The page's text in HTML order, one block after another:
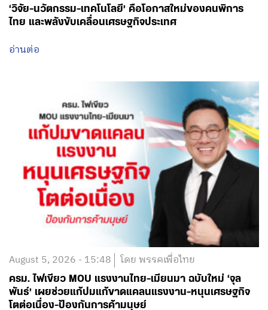
‘วิจัย-นวัตกรรม-เทคโนโลยี’ คือโอกาสใหม่ของคนพิการ
ไทย และพลังขับเคลื่อนเศรษฐกิจประเทศ
อ่านต่อ
August 5, 2026 - 15:48 โดย พรรคเพื่อไทย
ครม. ไฟเขียว MOU แรงงานไทย-เมียนมา ฉบับใหม่ ‘จุล
พันธ์’ เผยช่วยแก้ปมแก้ขาดแคลนแรงงาน-หนุนเศรษฐกิจ
โตต่อเนื่อง-ป้องกันการค้ามนุษย์